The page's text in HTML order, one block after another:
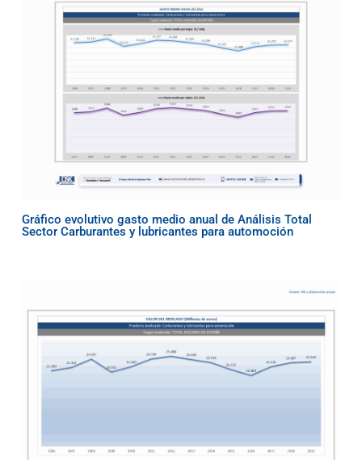
Gráfico evolutivo gasto medio anual de Análisis Total
Sector Carburantes y lubricantes para automoción